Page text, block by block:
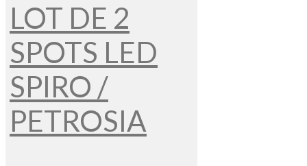
LOT DE 2
SPOTS LED
SPIRO /
PETROSIA